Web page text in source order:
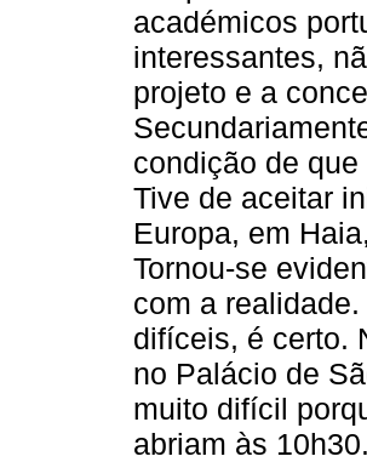
académicos
interessantes,
projeto e a
condição de
Tive de aceitar
Europa, em
Tornou-se
com a
difíceis, é certo.
no Palácio de
muito difícil
abriam às